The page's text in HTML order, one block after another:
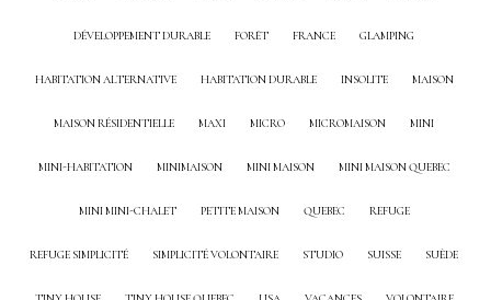
DÉVELOPPEMENT DURABLE FORÊT FRANCE GLAMPING
HABITATION ALTERNATIVE HABITATION DURABLE INSOLITE MAISON
MAISON RÉSIDENTIELLE MAXI MICRO MICROMAISON MINI
MINI-HABITATION MINIMAISON MINI MAISON MINI MAISON QUEBEC
MINI MINI-CHALET PETITE MAISON QUEBEC REFUGE
REFUGE SIMPLICITÉ SIMPLICITÉ VOLONTAIRE STUDIO SUISSE SUÈDE